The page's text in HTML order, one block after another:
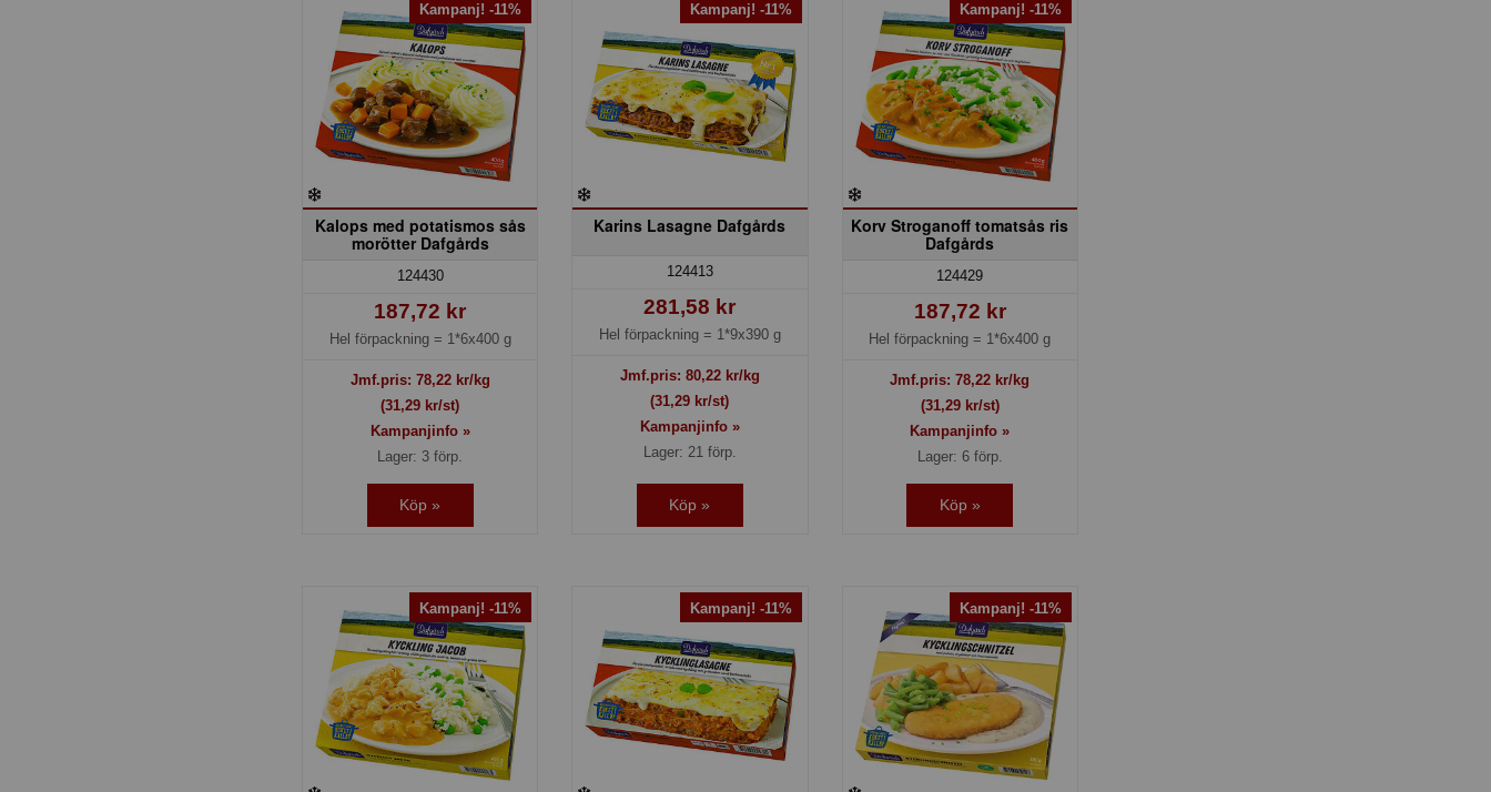
Kampanj! -11%
Kalops med potatismos sås
morötter Dafgårds
124430
187,72 kr
Hel förpackning = 1*6x400 g
Jmf.pris: 78,22kr/kg
(31,29 kr/st)
Kampanjinfo »
Lager: 3 förp.
Köp »
Kampanj! -11%
Karins Lasagne Dafgårds
124413
281,58 kr
Hel förpackning = 1*9x390 g
Jmf.pris: 80,22kr/kg
(31,29 kr/st)
Kampanjinfo »
Lager: 21 förp.
Köp »
Kampanj! -11%
Korv Stroganoff tomatsås ris
Dafgårds
124429
187,72 kr
Hel förpackning = 1*6x400 g
Jmf.pris:78,22 kr/kg
(31,29 kr/st)
Kampanjinfo »
Lager: 6 förp.
Köp »
Kampanj! -11% Kampanj! -11% Kampanj! -11%